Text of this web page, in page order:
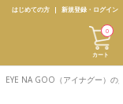
はじめての方 新規登録・ログイン
カート
0
EYE NA GOO（アイナグー）の